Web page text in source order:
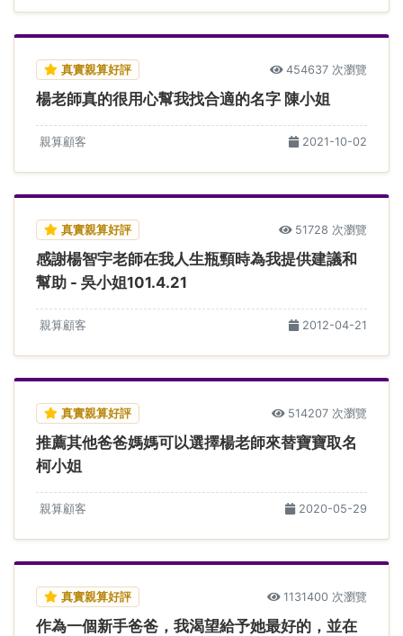
真實親算好評 454637 次瀏覽
楊老師真的很用心幫我找合適的名字 陳小姐
親算顧客 2021-10-02
真實親算好評 51728 次瀏覽
感謝楊智宇老師在我人生瓶頸時為我提供建議和
幫助 - 吳小姐101.4.21
親算顧客 2012-04-21
真實親算好評 514207 次瀏覽
推薦其他爸爸媽媽可以選擇楊老師來替寶寶取名
柯小姐
親算顧客 2020-05-29
真實親算好評 1131400 次瀏覽
作為一個新手爸爸，我渴望給予她最好的，並在